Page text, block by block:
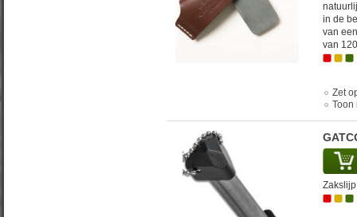
in de
van
van
Zet
Toon